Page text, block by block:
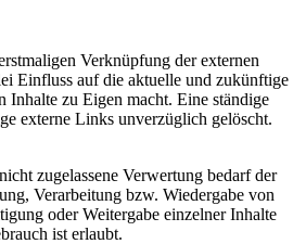
Verknüpfung der externen
Einfluss auf die aktuelle und zukünftige
Inhalte zu Eigen macht. Eine ständige
externe Links unverzüglich gelöscht.
zugelassene Verwertung bedarf der
Verarbeitung bzw. Wiedergabe von
oder Weitergabe einzelner Inhalte
ist erlaubt.